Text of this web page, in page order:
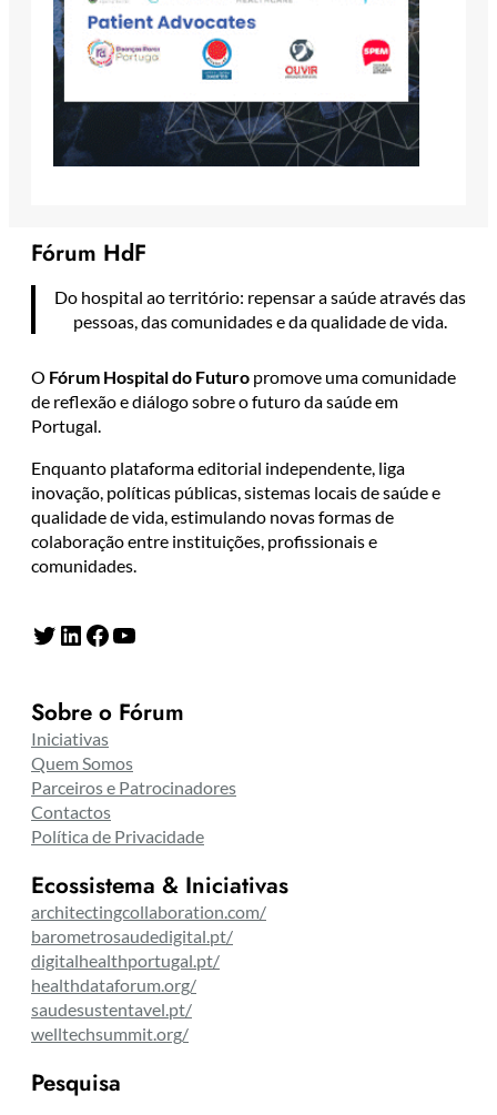
Fórum HdF
Do hospital ao território: repensar a saúde através das
pessoas, das comunidades e da qualidade de vida.
O Fórum Hospital do Futuro promove uma comunidade
de reflexão e diálogo sobre o futuro da saúde em
Portugal.
Enquanto plataforma editorial independente, liga
inovação, políticas públicas, sistemas locais de saúde e
qualidade de vida, estimulando novas formas de
colaboração entre instituições, profissionais e
comunidades.
Twitter LinkedIn Facebook YouTube
Sobre o Fórum
Iniciativas
Quem Somos
Parceiros e Patrocinadores
Contactos
Política de Privacidade
Ecossistema & Iniciativas
architectingcollaboration.com/
barometrosaudedigital.pt/
digitalhealthportugal.pt/
healthdataforum.org/
saudesustentavel.pt/
welltechsummit.org/
Pesquisa